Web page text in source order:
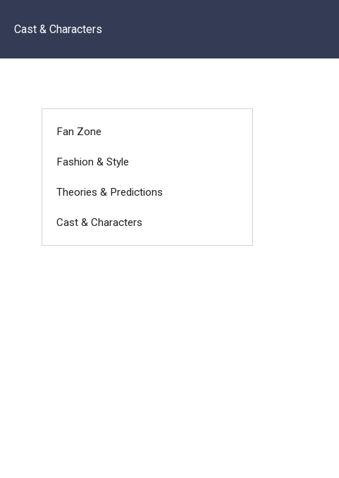
Cast & Characters
Fan Zone
Fashion & Style
Theories & Predictions
Cast & Characters